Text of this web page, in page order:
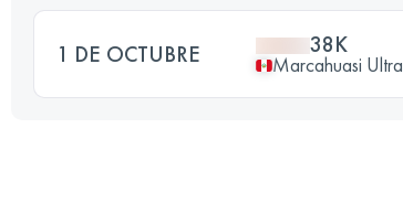
1 DE OCTUBRE 38K
Marcahuasi Ultra